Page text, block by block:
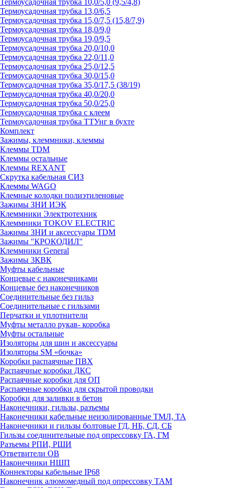
Термоусадочная трубка 10,0/5,0 (9,5/4,8)
Термоусадочная трубка 13,0/6,5
Термоусадочная трубка 15,0/7,5 (15,8/7,9)
Термоусадочная трубка 18,0/9,0
Термоусадочная трубка 19,0/9,5
Термоусадочная трубка 20,0/10,0
Термоусадочная трубка 22,0/11,0
Термоусадочная трубка 25,0/12,5
Термоусадочная трубка 30,0/15,0
Термоусадочная трубка 35,0/17,5 (38/19)
Термоусадочная трубка 40,0/20,0
Термоусадочная трубка 50,0/25,0
Термоусадочная трубка с клеем
Термоусадочная трубка ТТУнг в бухте
Комплект
Зажимы, клеммники, клеммы
Клеммы TDM
Клеммы остальные
Клеммы REXANT
Скрутка кабельная СИЗ
Клеммы WAGO
Клемные колодки полиэтиленовые
Зажимы ЗНИ ИЭК
Клеммники Электротехник
Клеммники TOKOV ELECTRIC
Зажимы ЗНИ и аксессуары TDM
Зажимы "КРОКОДИЛ"
Клеммники General
Зажимы 3КВК
Муфты кабельные
Концевые с наконечниками
Концевые без наконечников
Соединительные без гильз
Соединительные с гильзами
Перчатки и уплотнители
Муфты металло рукав- коробка
Муфты остальные
Изоляторы для шин и аксессуары
Изоляторы SM «бочка»
Коробки распаячные ПВХ
Распаячные коробки ДКС
Распаячные коробки для ОП
Распаячные коробки для скрытой проводки
Коробки для заливки в бетон
Наконечники, гильзы, разъемы
Наконечники кабельные неизолированные ТМЛ, ТА
Наконечники и гильзы болтовые ГД, НБ, СД, СБ
Гильзы соединительные под опрессовку ГА, ГМ
Разъемы РПИ, РШИ
Ответвители ОВ
Наконечники НШП
Коннекторы кабельные IP68
Наконечник алюмомедный под опрессовку ТАМ